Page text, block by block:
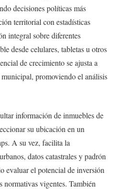
decisiones políticas más
territorial con estadísticas
integral sobre diferentes
desde celulares, tabletas u otros
de crecimiento se ajusta a
municipal, promoviendo el análisis
información de inmuebles de
su ubicación en un
A su vez, facilita la
datos catastrales y padrón
evaluar el potencial de inversión
normativas vigentes. También